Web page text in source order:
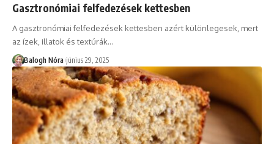
Gasztronómiai felfedezések kettesben
A gasztronómiai felfedezések kettesben azért különlegesek, mert
az ízek, illatok és textúrák…
Balogh Nóra június 29, 2025